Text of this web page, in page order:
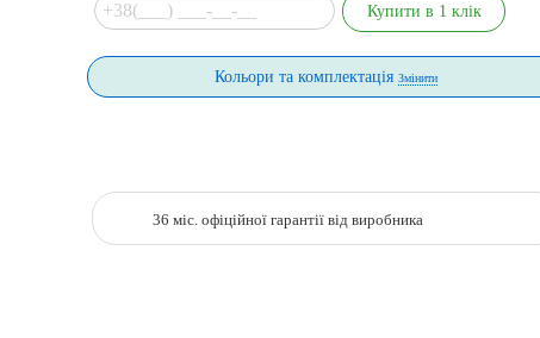
Кольори та комплектація Змінити
36 міс. офіційної гарантії від виробника